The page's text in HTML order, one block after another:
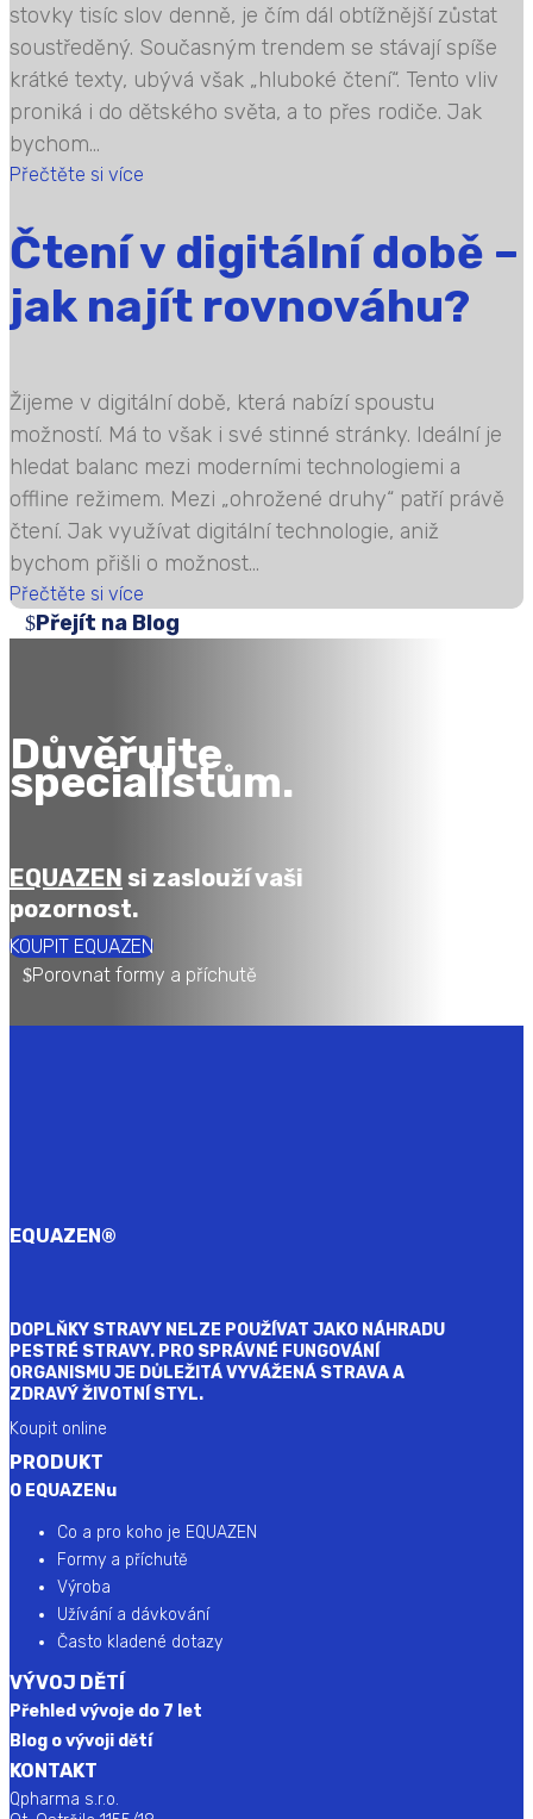
stovky tisíc slov denně, je čím dál obtížnější zůstat
soustředěný. Současným trendem se stávají spíše
krátké texty, ubývá však „hluboké čtení“. Tento vliv
proniká i do dětského světa, a to přes rodiče. Jak
bychom...
Přečtěte si více
Čtení v digitální době –
jak najít rovnováhu?
Žijeme v digitální době, která nabízí spoustu
možností. Má to však i své stinné stránky. Ideální je
hledat balanc mezi moderními technologiemi a
offline režimem. Mezi „ohrožené druhy“ patří právě
čtení. Jak využívat digitální technologie, aniž
bychom přišli o možnost...
Přečtěte si více
Přejít na Blog
Důvěřujte
specialistům.
EQUAZEN si zaslouží vaši
pozornost.
KOUPIT EQUAZEN
Porovnat formy a příchutě
EQUAZEN®
DOPLŇKY STRAVY NELZE POUŽÍVAT JAKO NÁHRADU
PESTRÉ STRAVY. PRO SPRÁVNÉ FUNGOVÁNÍ
ORGANISMU JE DŮLEŽITÁ VYVÁŽENÁ STRAVA A
ZDRAVÝ ŽIVOTNÍ STYL.
Koupit online
PRODUKT
O EQUAZENu
Co a pro koho je EQUAZEN
Formy a příchutě
Výroba
Užívání a dávkování
Často kladené dotazy
VÝVOJ DĚTÍ
Přehled vývoje do 7 let
Blog o vývoji dětí
KONTAKT
Qpharma s.r.o.